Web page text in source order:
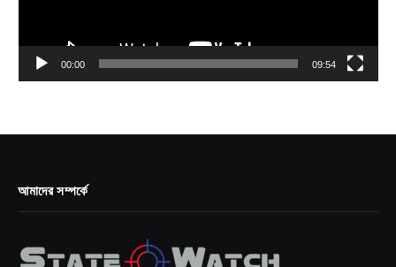
00:00 09:54
আমাদের সম্পর্কে